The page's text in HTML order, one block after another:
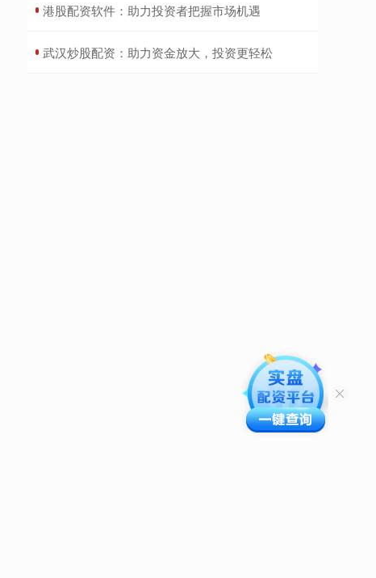
​港股配资软件：助力投资者把握市场机遇
​武汉炒股配资：助力资金放大，投资更轻松